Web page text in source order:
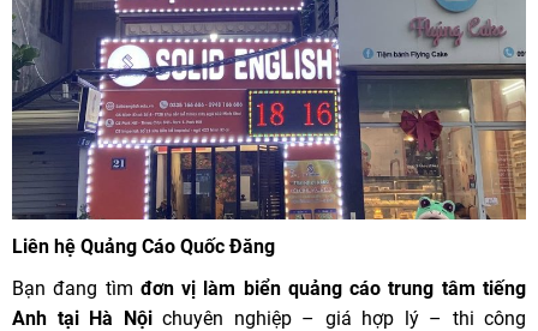
Liên hệ Quảng Cáo Quốc Đăng
Bạn đang tìm đơn vị làm biển quảng cáo trung tâm tiếng
Anh tại Hà Nộichuyên nghiệp – giá hợp lý – thi công